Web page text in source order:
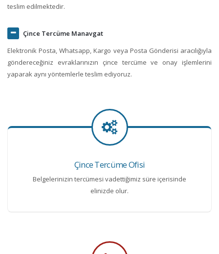
teslim edilmektedir.
Çince Tercüme Manavgat
Elektronik Posta, Whatsapp, Kargo veya Posta Gönderisi aracılığıyla
göndereceğiniz evraklarınızın çince tercüme ve onay işlemlerini
yaparak aynı yöntemlerle teslim ediyoruz.
Çince Tercüme Ofisi
Belgelerinizin tercümesi vadettiğimiz süre içerisinde
elinizde olur.